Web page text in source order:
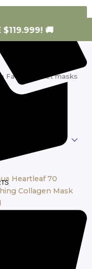
🚚
Facial / Sheet masks